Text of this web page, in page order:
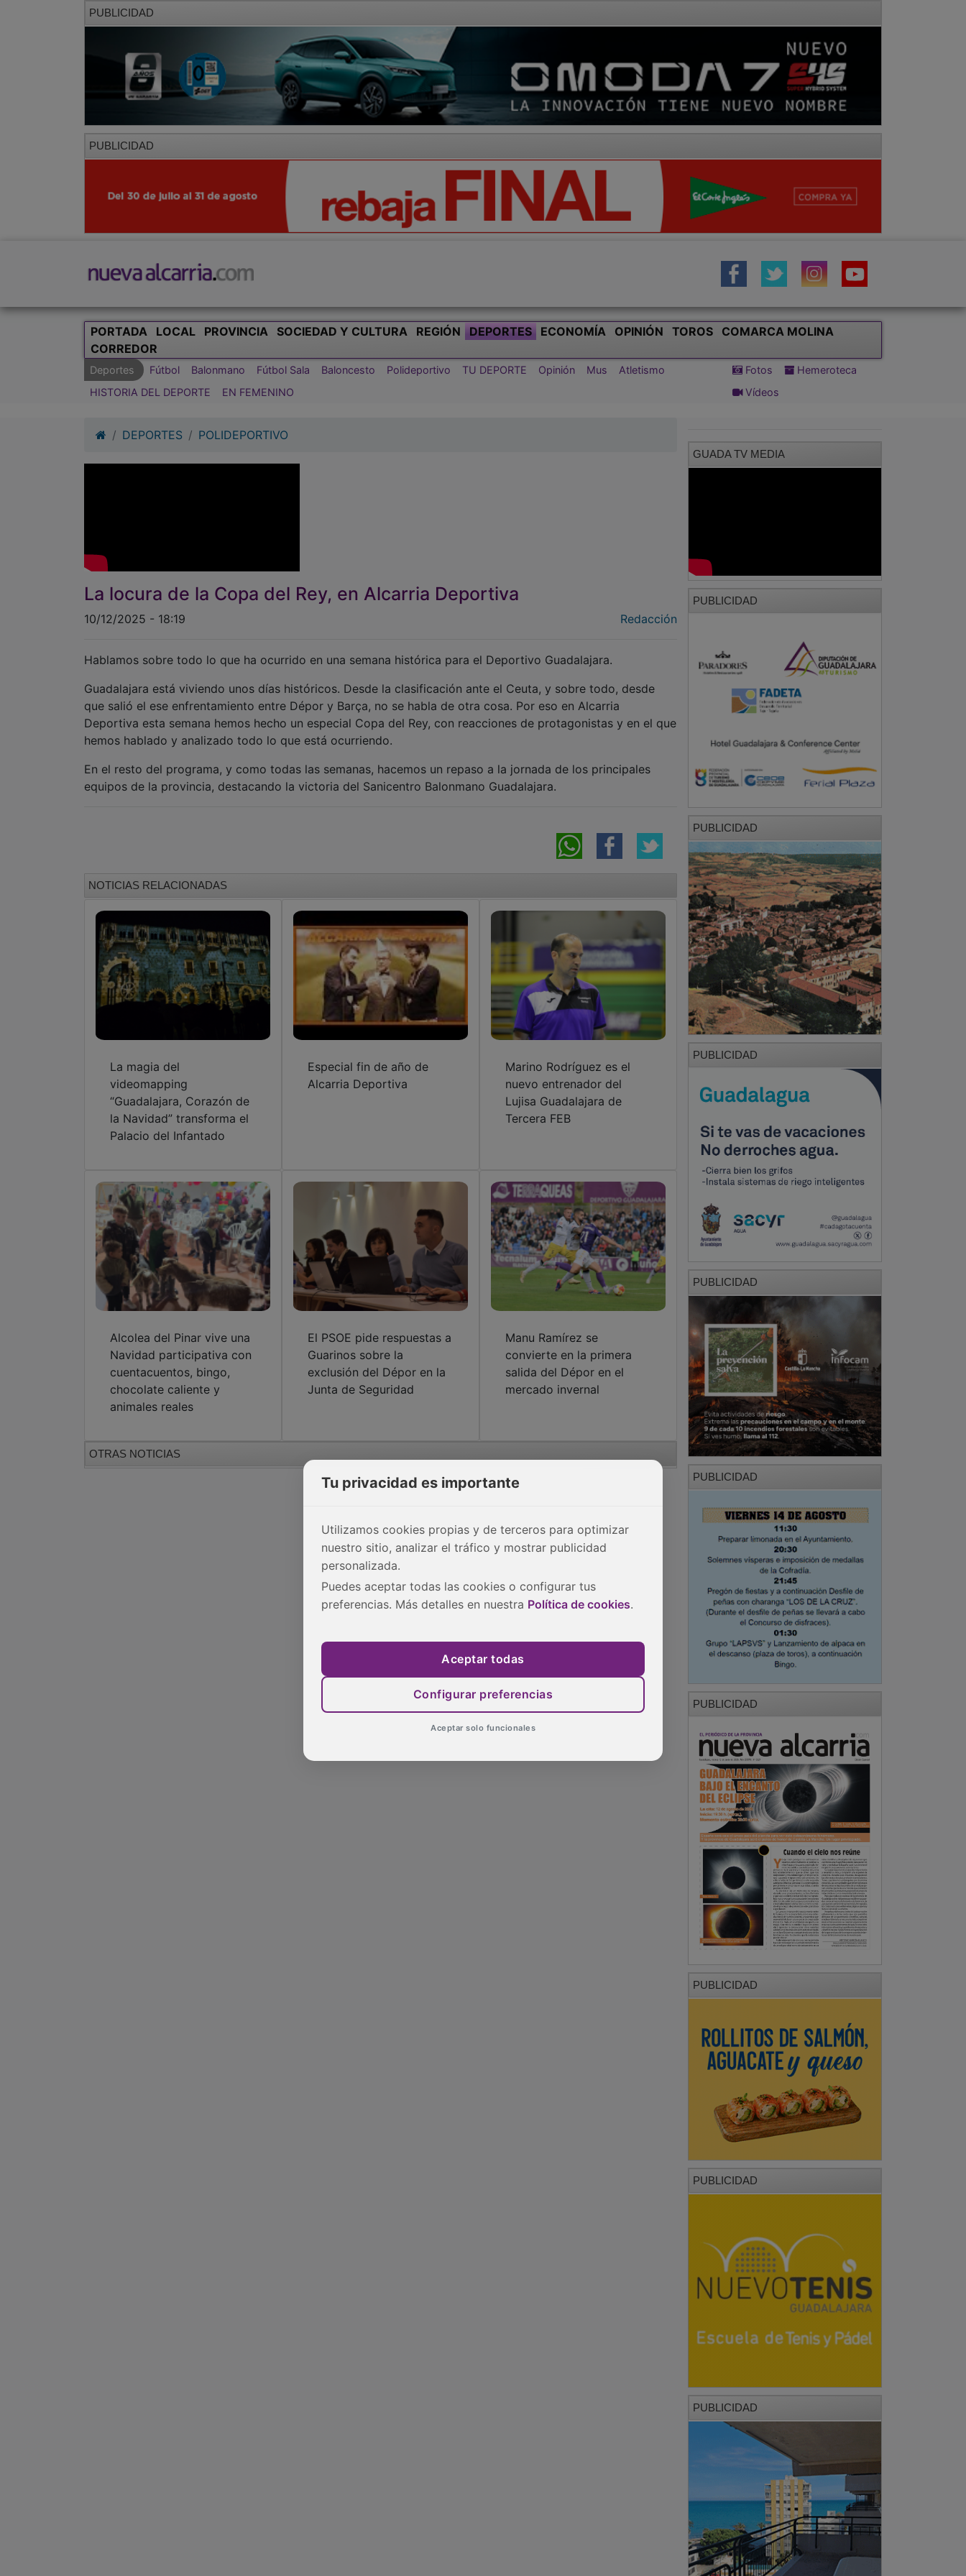
PUBLICIDAD
PUBLICIDAD
PORTADA LOCAL PROVINCIA SOCIEDAD Y CULTURA REGIÓN DEPORTES ECONOMÍA OPINIÓN TOROS
COMARCA MOLINA
CORREDOR
Deportes Fútbol Balonmano Fútbol Sala Baloncesto Polideportivo TU DEPORTE Opinión Mus
Atletismo
HISTORIA DEL DEPORTE
EN FEMENINO
Fotos
Hemeroteca
Vídeos
DEPORTES POLIDEPORTIVO
La locura de la Copa del Rey, en Alcarria Deportiva
10/12/2025 - 18:19 Redacción
Hablamos sobre todo lo que ha ocurrido en una semana histórica para el Deportivo Guadalajara.
Guadalajara está viviendo unos días históricos. Desde la clasificación ante el Ceuta, y sobre todo, desde
que salió el ese enfrentamiento entre Dépor y Barça, no se habla de otra cosa. Por eso en Alcarria
Deportiva esta semana hemos hecho un especial Copa del Rey, con reacciones de protagonistas y en el que
hemos hablado y analizado todo lo que está ocurriendo.
En el resto del programa, y como todas las semanas, hacemos un repaso a la jornada de los principales
equipos de la provincia, destacando la victoria del Sanicentro Balonmano Guadalajara.
NOTICIAS RELACIONADAS
La magia del
videomapping
“Guadalajara, Corazón de
la Navidad” transforma el
Palacio del Infantado
Especial fin de año de
Alcarria Deportiva
Marino Rodríguez es el
nuevo entrenador del
Lujisa Guadalajara de
Tercera FEB
Alcolea del Pinar vive una
Navidad participativa con
cuentacuentos, bingo,
chocolate caliente y
animales reales
El PSOE pide respuestas a
Guarinos sobre la
exclusión del Dépor en la
Junta de Seguridad
Manu Ramírez se
convierte en la primera
salida del Dépor en el
mercado invernal
OTRAS NOTICIAS
GUADA TV MEDIA
PUBLICIDAD
PUBLICIDAD
PUBLICIDAD
PUBLICIDAD
PUBLICIDAD
PUBLICIDAD
PUBLICIDAD
PUBLICIDAD
PUBLICIDAD
Tu privacidad es importante
Utilizamos cookies propias y de terceros para optimizar
nuestro sitio, analizar el tráfico y mostrar publicidad
personalizada.
Puedes aceptar todas las cookies o configurar tus
preferencias. Más detalles en nuestra Política de cookies.
Aceptar todas
Configurar preferencias
Aceptar solo funcionales